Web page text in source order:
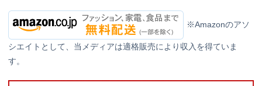
※Amazonのアソ
シエイトとして、当メディアは適格販売により収入を得ていま
す。